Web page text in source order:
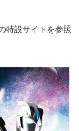
特設サイトを参照